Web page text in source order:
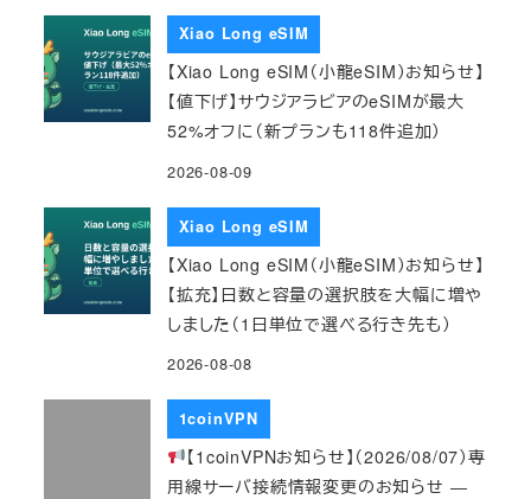
Xiao Long eSIM
【Xiao Long eSIM（小龍eSIM）お知らせ】
【値下げ】サウジアラビアのeSIMが最大
52%オフに（新プランも118件追加）
2026-08-09
Xiao Long eSIM
【Xiao Long eSIM（小龍eSIM）お知らせ】
【拡充】日数と容量の選択肢を大幅に増や
しました（1日単位で選べる行き先も）
2026-08-08
1coinVPN
【1coinVPNお知らせ】（2026/08/07）専
用線サーバ接続情報変更のお知らせ ―